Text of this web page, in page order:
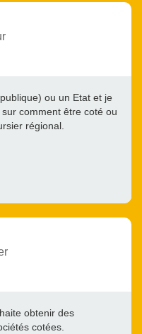
ou un Etat et je
comment être coté ou
régional.
obtenir des
cotées.